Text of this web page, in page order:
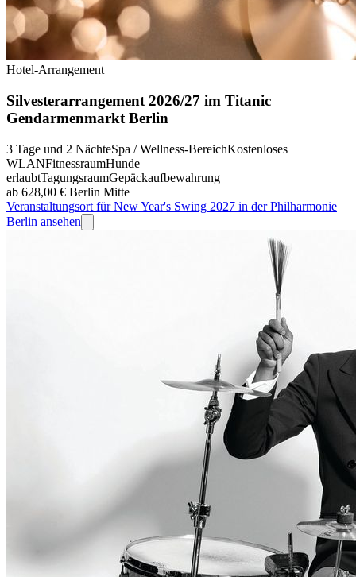
Hotel-Arrangement
Silvesterarrangement 2026/27 im Titanic
Gendarmenmarkt Berlin
3 Tage und 2 NächteSpa / Wellness-BereichKostenloses
WLANFitnessraumHunde
erlaubtTagungsraumGepäckaufbewahrung
ab 628,00 € Berlin Mitte
Veranstaltungsort für New Year's Swing 2027 in der Philharmonie
Berlin ansehen